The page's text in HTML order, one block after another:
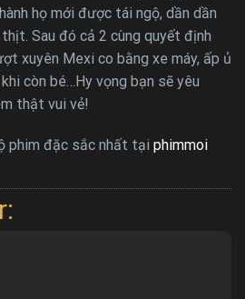
họ mới được tái ngộ, dần dần
Sau đó cả 2 cùng quyết định
xuyên Mexi co bằng xe máy, ấp ủ
còn bé…Hy vọng bạn sẽ yêu
thật vui vẻ!
phim đặc sắc nhất tại phimmoi